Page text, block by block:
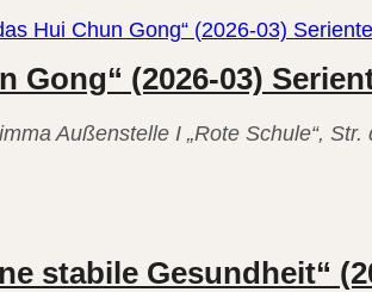
Gong“ (2026-03)
Hui Chun Gong“ (2026-03)
Außenstelle I „Rote Schule“,
stabile Gesundheit“